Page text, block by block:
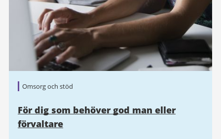
Omsorg och stöd
För dig som behöver god man eller
förvaltare